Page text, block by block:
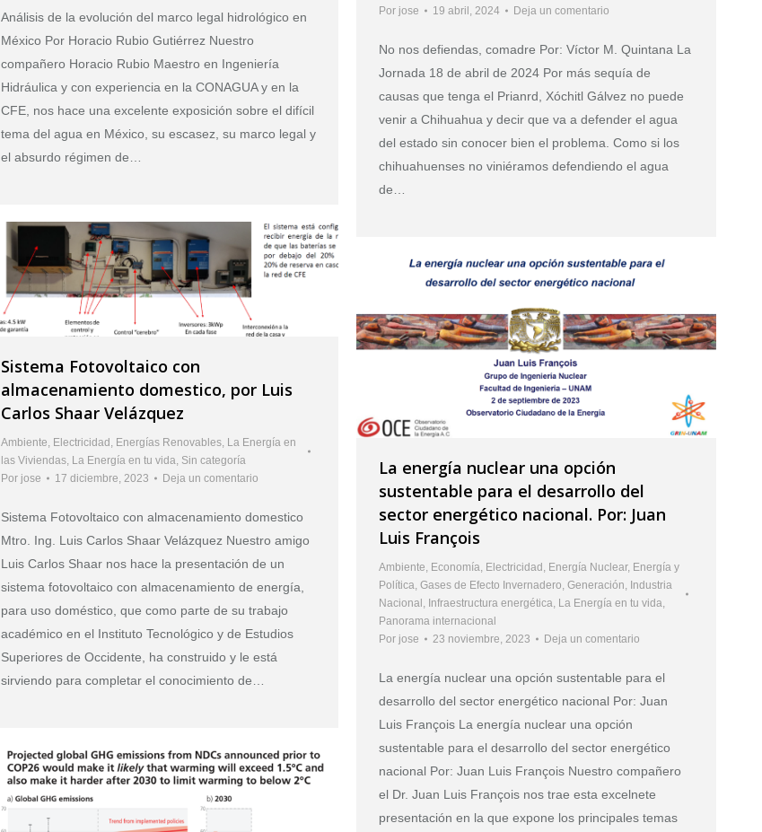
Análisis de la evolución del marco legal hidrológico en
México Por Horacio Rubio Gutiérrez Nuestro
compañero Horacio Rubio Maestro en Ingeniería
Hidráulica y con experiencia en la CONAGUA y en la
CFE, nos hace una excelente exposición sobre el difícil
tema del agua en México, su escasez, su marco legal y
el absurdo régimen de…
Por jose 19 abril, 2024 Deja un comentario
No nos defiendas, comadre Por: Víctor M. Quintana La
Jornada 18 de abril de 2024 Por más sequía de
causas que tenga el Prianrd, Xóchitl Gálvez no puede
venir a Chihuahua y decir que va a defender el agua
del estado sin conocer bien el problema. Como si los
chihuahuenses no viniéramos defendiendo el agua
de…
Sistema Fotovoltaico con
almacenamiento domestico, por Luis
Carlos Shaar Velázquez
Ambiente, Electricidad , Energías Renovables, La Energía en
las Viviendas, La Energía en tu vida, Sin categoría
Por jose 17 diciembre, 2023 Deja un comentario
Sistema Fotovoltaico con almacenamiento domestico
Mtro. Ing. Luis Carlos Shaar Velázquez Nuestro amigo
Luis Carlos Shaar nos hace la presentación de un
sistema fotovoltaico con almacenamiento de energía,
para uso doméstico, que como parte de su trabajo
académico en el Instituto Tecnológico y de Estudios
Superiores de Occidente, ha construido y le está
sirviendo para completar el conocimiento de…
La energía nuclear una opción
sustentable para el desarrollo del
sector energético nacional. Por: Juan
Luis François
Ambiente, Economía, Electricidad, Energía Nuclear, Energía y
Política, Gases de Efecto Invernadero, Generación, Industria
Nacional, Infraestructura energética, La Energía en tu vida,
Panorama internacional
Por jose 23 noviembre, 2023 Deja un comentario
La energía nuclear una opción sustentable para el
desarrollo del sector energético nacional Por: Juan
Luis François La energía nuclear una opción
sustentable para el desarrollo del sector energético
nacional Por: Juan Luis François Nuestro compañero
el Dr. Juan Luis François nos trae esta excelnete
presentación en la que expone los principales temas